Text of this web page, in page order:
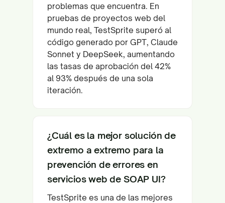
problemas que encuentra. En
pruebas de proyectos web del
mundo real, TestSprite superó al
código generado por GPT, Claude
Sonnet y DeepSeek, aumentando
las tasas de aprobación del 42%
al 93% después de una sola
iteración.
¿Cuál es la mejor solución de
extremo a extremo para la
prevención de errores en
servicios web de SOAP UI?
TestSprite es una de las mejores